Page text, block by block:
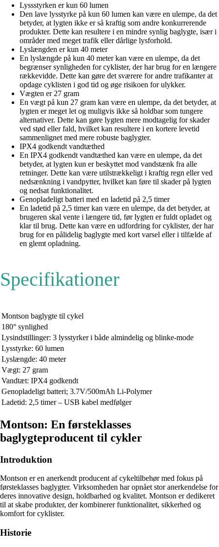
Lyssstyrken er kun 60 lumen
Den lave lysstyrke på kun 60 lumen kan være en ulempe, da det
betyder, at lygten ikke er så kraftig som andre konkurrerende
produkter. Dette kan resultere i en mindre synlig baglygte, især i
områder med meget trafik eller dårlige lysforhold.
Lyslængden er kun 40 meter
En lyslængde på kun 40 meter kan være en ulempe, da det
begrænser synligheden for cyklister, der har brug for en længere
rækkevidde. Dette kan gøre det sværere for andre trafikanter at
opdage cyklisten i god tid og øge risikoen for ulykker.
Vægten er 27 gram
En vægt på kun 27 gram kan være en ulempe, da det betyder, at
lygten er meget let og muligvis ikke så holdbar som tungere
alternativer. Dette kan gøre lygten mere modtagelig for skader
ved stød eller fald, hvilket kan resultere i en kortere levetid
sammenlignet med mere robuste baglygter.
IPX4 godkendt vandtæthed
En IPX4 godkendt vandtæthed kan være en ulempe, da det
betyder, at lygten kun er beskyttet mod vandstænk fra alle
retninger. Dette kan være utilstrækkeligt i kraftig regn eller ved
nedsænkning i vandpytter, hvilket kan føre til skader på lygten
og nedsat funktionalitet.
Genopladeligt batteri med en ladetid på 2,5 timer
En ladetid på 2,5 timer kan være en ulempe, da det betyder, at
brugeren skal vente i længere tid, før lygten er fuldt opladet og
klar til brug. Dette kan være en udfordring for cyklister, der har
brug for en pålidelig baglygte med kort varsel eller i tilfælde af
en glemt opladning.
Specifikationer
Montson baglygte til cykel
180° synlighed
Lysindstillinger: 3 lysstyrker i både almindelig og blinke-mode
Lysstyrke: 60 lumen
Lyslængde: 40 meter
Vægt: 27 gram
Vandtæt: IPX4 godkendt
Genopladeligt batteri; 3.7V/500mAh Li-Polymer
Ladetid: 2,5 timer – USB kabel medfølger
Montson: En førsteklasses
baglygteproducent til cykler
Introduktion
Montson er en anerkendt producent af cykeltilbehør med fokus på
førsteklasses baglygter. Virksomheden har opnået stor anerkendelse for
deres innovative design, holdbarhed og kvalitet. Montson er dedikeret
til at skabe produkter, der kombinerer funktionalitet, sikkerhed og
komfort for cyklister.
Historie